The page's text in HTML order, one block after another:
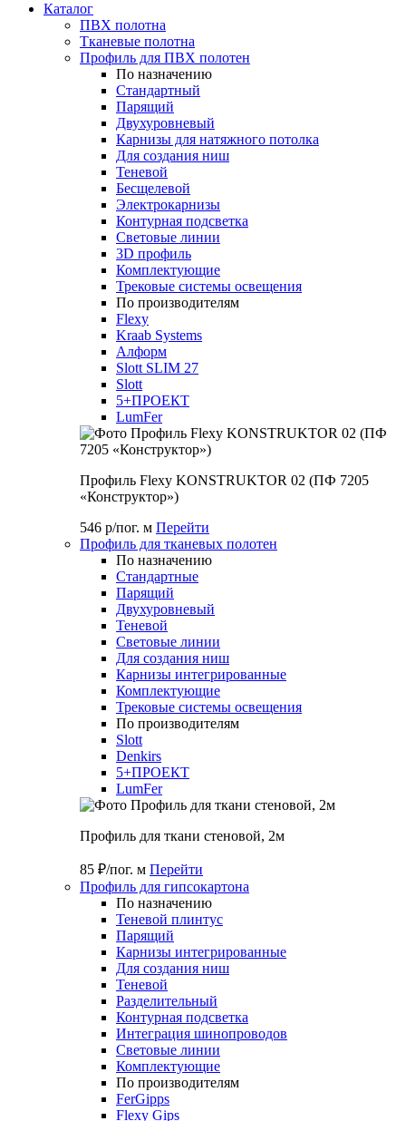
Каталог
ПВХ полотна
Тканевые полотна
Профиль для ПВХ полотен
По назначению
Стандартный
Парящий
Двухуровневый
Карнизы для натяжного потолка
Для создания ниш
Теневой
Бесщелевой
Электрокарнизы
Контурная подсветка
Световые линии
3D профиль
Комплектующие
Трековые системы освещения
По производителям
Flexy
Kraab Systems
Алформ
Slott SLIM 27
Slott
5+ПРОЕКТ
LumFer
Профиль Flexy KONSTRUKTOR 02 (ПФ 7205
«Конструктор»)
546 р/пог. м Перейти
Профиль для тканевых полотен
По назначению
Стандартные
Парящий
Двухуровневый
Теневой
Световые линии
Для создания ниш
Карнизы интегрированные
Комплектующие
Трековые системы освещения
По производителям
Slott
Denkirs
5+ПРОЕКТ
LumFer
Профиль для ткани стеновой, 2м
85 ₽/пог. м Перейти
Профиль для гипсокартона
По назначению
Теневой плинтус
Парящий
Карнизы интегрированные
Для создания ниш
Теневой
Разделительный
Контурная подсветка
Интеграция шинопроводов
Световые линии
Комплектующие
По производителям
FerGipps
Flexy Gips